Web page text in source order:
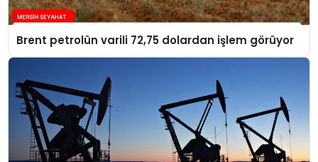
Brent petrolün varili 72,75 dolardan işlem görüyor